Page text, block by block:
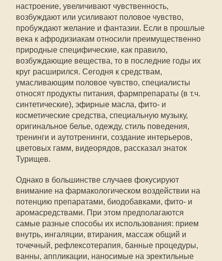
настроение, увеличивают чувственность,
возбуждают или усиливают половое чувство,
пробуждают желание и фантазии. Если в прошлые
века к афродизиакам относили преимущественно
природные специфические, как правило,
возбуждающие вещества, то в последние годы их
круг расширился. Сегодня к средствам,
умасливающим половое чувство, специалисты
относят продукты питания, фармпрепараты (в т.ч.
синтетические), эфирные масла, фито- и
косметические средства, специальную музыку,
оригинальное белье, одежду, стиль поведения,
тренинги и аутотренинги, создание интерьеров,
цветовых гамм, видеорядов, рассказал знаток
Турищев.
Однако в большинстве случаев фокусируют
внимание на фармакологическом воздействии на
потенцию препаратами, биодобавками, фито- и
аромасредствами. При этом предполагаются
самые разные способы их использования: прием
внутрь, ингаляции, втирания, массаж общий и
точечный, рефлексотерапия, банные процедуры,
ванны, аппликации, наносимые на эректильные